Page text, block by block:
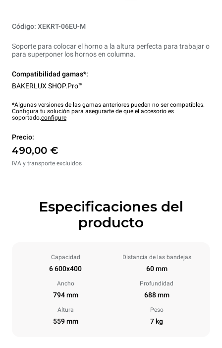
Código: XEKRT-06EU-M
Soporte para colocar el horno a la altura perfecta para trabajar o
para superponer los hornos en columna.
Compatibilidad gamas*:
BAKERLUX SHOP.Pro™
*Algunas versiones de las gamas anteriores pueden no ser compatibles.
Configura tu solución para asegurarte de que el accesorio es
soportado.configure
Precio:
490,00 €
IVA y transporte excluidos
Especificaciones del
producto
Capacidad
6 600x400
Distancia de las bandejas
60 mm
Ancho
794 mm
Profundidad
688 mm
Altura
559 mm
Peso
7 kg